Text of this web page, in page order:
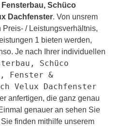
Schüco
Dachfenster. Von unsrem
/ Leistungsverhältnis,
1 bieten werden,
Je nach Ihrer individuellen
Schüco
Fenster &
Velux Dachfenster
anfertigen, die ganz genau
genauer an sehen Sie
finden mithilfe unserem